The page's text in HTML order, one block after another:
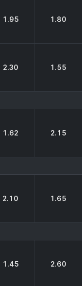
1.95 1.80
2.30 1.55
1.62 2.15
2.10 1.65
1.45 2.60